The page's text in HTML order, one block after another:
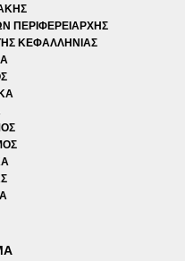
ΠΕΡΙΦΕΡΕΙΑΡΧΗΣ
ΚΕΦΑΛΛΗΝΙΑΣ